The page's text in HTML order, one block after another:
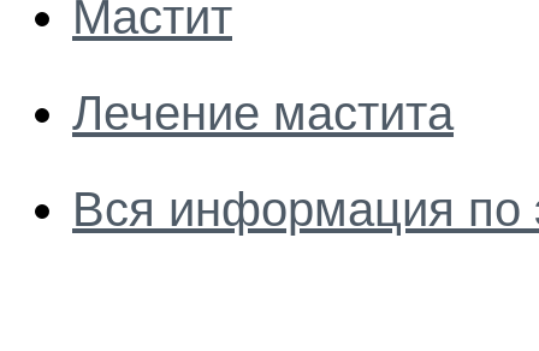
Мастит
Лечение мастита
Вся информация по